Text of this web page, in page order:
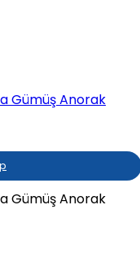
Gümüş Anorak
Gümüş Anorak